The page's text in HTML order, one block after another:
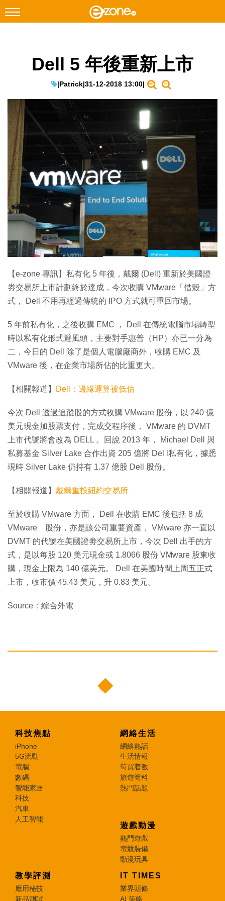
Facebook Instagram
網絡生活
遊戲動漫
教學評測
EduTech
IT Times
生成式AI與雲端應用
Enterprise Digital Transformation
Dell 5 年後重新上市
|Patrick|31-12-2018 13:00|
【e-zone 專訊】私有化 5 年後，戴爾 (Dell) 重新於美國證
劵交易所上市計劃終於達成，今次收購 VMware「借殼」方
式， Dell 不用再經過傳統的 IPO 方式就可重回市場。
5 年前私有化，之後收購 EMC ， Dell 在傳統電腦市場轉型
時以私有化形式避風頭，主要對手惠普（HP）亦已一分為
二，今日的 Dell 除了是個人電腦廠商外，收購 EMC 及
VMware 後，在企業市場所佔的比重更大。
【相關報道】 Dell：邊緣運算被低估
今次 Dell 透過追蹤股的方式收購 VMware 股份，以 240 億
美元現金加股票支付，完成交程序後， VMware 的 DVMT
上市代號將會改為 DELL 。回說 2013 年， Michael Dell 與
私募基金 Silver Lake 合作出資 205 億將 Del l私有化，據悉
現時 Silver Lake 仍持有 1.37 億股 Dell 股份。
【相關報道】 戴爾重投紐約交易所
至於收購 VMware 方面， Dell 在收購 EMC 後包括 8 成
VMware 股份，亦是該公司重要資產， VMware 亦一直以
DVMT 的代號在美國證劵交易所上市，今次 Dell 出手的方
式，是以每股 120 美元現金或 1.8066 股份 VMware 股東收
購，現金上限為 140 億美元。 Dell 在美國時間上周五正式
上市，收市價 45.43 美元，升 0.83 美元。
Source：綜合外電
科技焦點
iPhone
5G流動
電腦
數碼
智能家居
科技
汽車
人工智能
網絡生活
網絡熱話
生活情報
筍買着數
旅遊筍料
熱門話題
遊戲動漫
熱門遊戲
電競裝備
動漫玩具
教學評測
應用秘技
新品測試
IT TIMES
業界頭條
AI 策略